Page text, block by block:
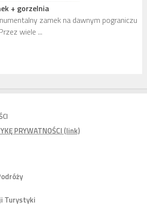
+ gorzelnia
zamek na dawnym pograniczu
wiele ...
PRYWATNOŚCI (link)
Turystyki